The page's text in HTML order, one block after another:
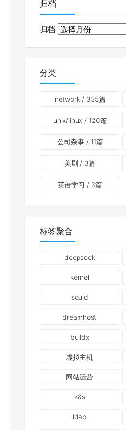
归档
归档
分类
network/ 335篇
unix/linux/ 126篇
公司杂事/ 11篇
美剧 / 3篇
英语学习 / 3篇
标签聚合
deepseek
kernel
squid
dreamhost
buildx
虚拟主机
网站运营
k8s
ldap